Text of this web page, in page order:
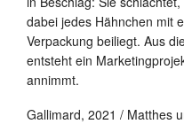
dabei jedes Hähnchen mit
Verpackung beiliegt. Aus
entsteht ein
annimmt.
Gallimard, 2021 / Matthes